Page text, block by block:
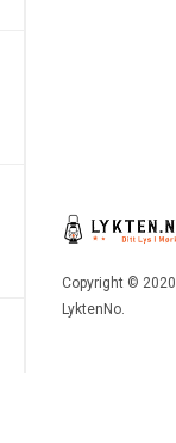
Copyright © 2020
LyktenNo.